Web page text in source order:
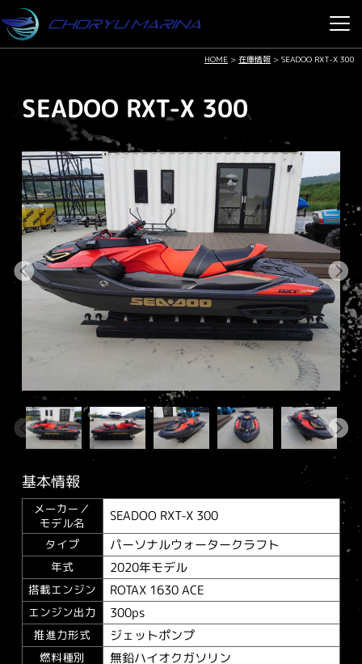
HOME > 在庫情報 >SEADOO RXT-X 300
SEADOO RXT-X 300
基本情報
メーカー／
モデル名
SEADOO RXT-X 300
タイプ パーソナルウォータークラフト
年式 2020年モデル
搭載エンジン ROTAX 1630 ACE
エンジン出力 300ps
推進力形式 ジェットポンプ
燃料種別 無鉛ハイオクガソリン